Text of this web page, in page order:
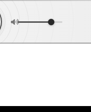
Messias - Promessas